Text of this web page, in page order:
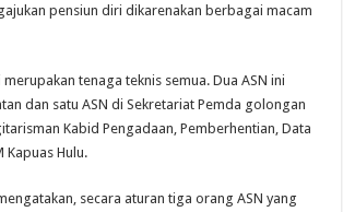
pensiun diri dikarenakan berbagai macam
tenaga teknis semua. Dua ASN ini
dan satu ASN di Sekretariat Pemda golongan
Kabid Pengadaan, Pemberhentian, Data
Kapuas Hulu.
secara aturan tiga orang ASN yang